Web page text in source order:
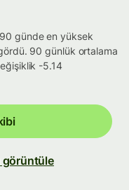
günde en yüksek
90 günlük ortalama
-5.14
görüntüle